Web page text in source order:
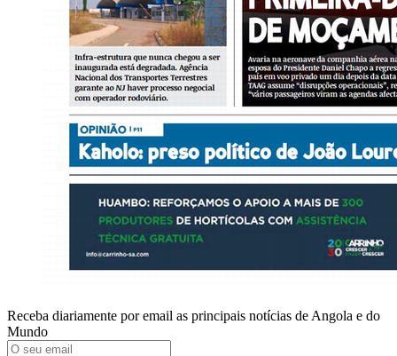
Receba diariamente por email as principais notícias de Angola e do
Mundo